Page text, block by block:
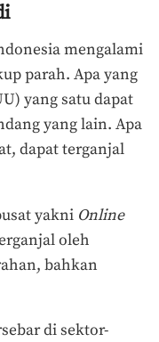
mengalami
parah. Apa yang
yang satu dapat
yang lain. Apa
dapat terganjal
yakni Online
oleh
bahkan
di sektor-